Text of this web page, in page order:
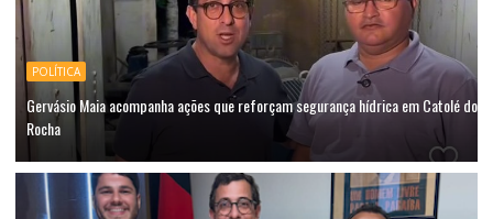
POLÍTICA
Gervásio Maia acompanha ações que reforçam segurança hídrica em Catolé do
Rocha